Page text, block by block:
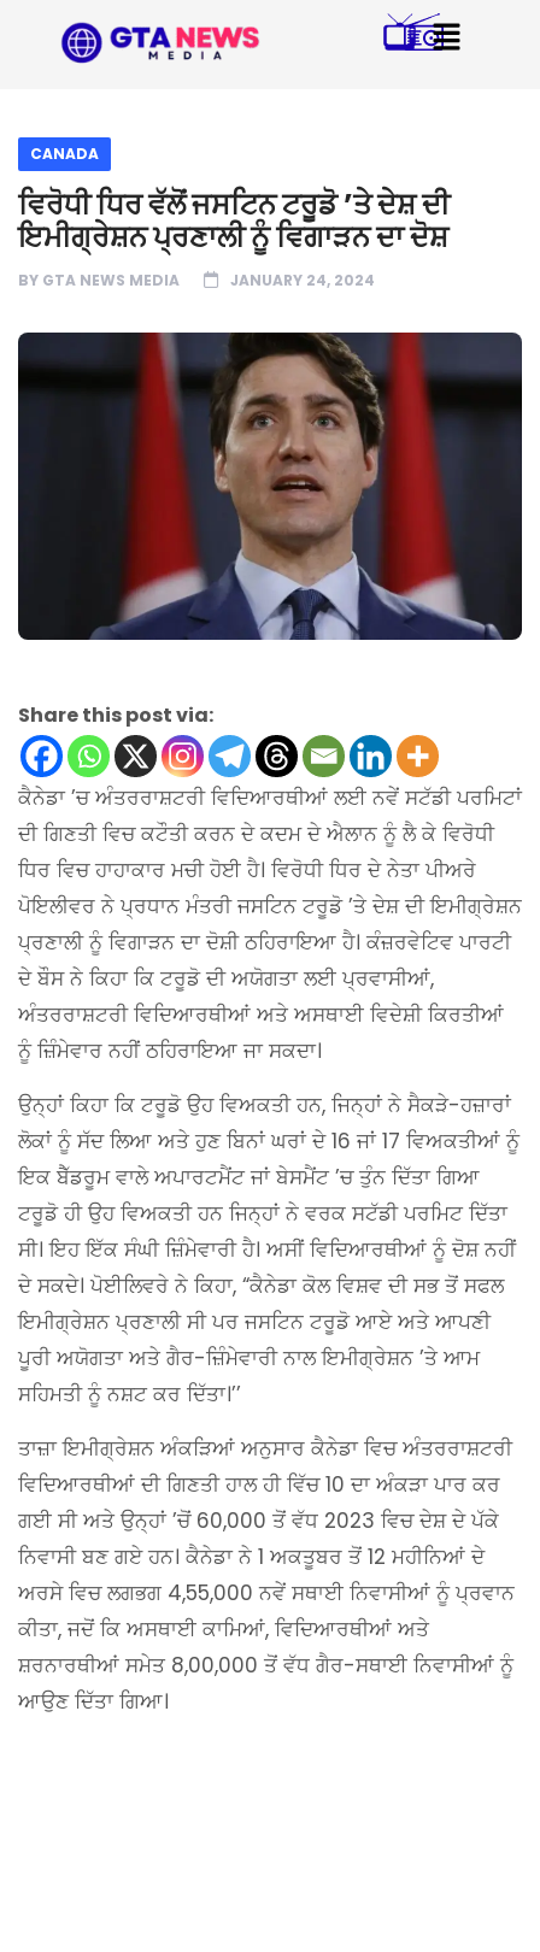
CANADA
ਵਿਰੋਧੀ ਧਿਰ ਵੱਲੋਂ ਜਸਟਿਨ ਟਰੂਡੋ ’ਤੇ ਦੇਸ਼ ਦੀ
ਇਮੀਗ੍ਰੇਸ਼ਨ ਪ੍ਰਣਾਲੀ ਨੂੰ ਵਿਗਾੜਨ ਦਾ ਦੋਸ਼
BY GTA NEWS MEDIA JANUARY 24, 2024
Share this post via:
ਕੈਨੇਡਾ ’ਚ ਅੰਤਰਰਾਸ਼ਟਰੀ ਵਿਦਿਆਰਥੀਆਂ ਲਈ ਨਵੇਂ ਸਟੱਡੀ ਪਰਮਿਟਾਂ
ਦੀ ਗਿਣਤੀ ਵਿਚ ਕਟੌਤੀ ਕਰਨ ਦੇ ਕਦਮ ਦੇ ਐਲਾਨ ਨੂੰ ਲੈ ਕੇ ਵਿਰੋਧੀ
ਧਿਰ ਵਿਚ ਹਾਹਾਕਾਰ ਮਚੀ ਹੋਈ ਹੈ। ਵਿਰੋਧੀ ਧਿਰ ਦੇ ਨੇਤਾ ਪੀਅਰੇ
ਪੋਇਲੀਵਰ ਨੇ ਪ੍ਰਧਾਨ ਮੰਤਰੀ ਜਸਟਿਨ ਟਰੂਡੋ ’ਤੇ ਦੇਸ਼ ਦੀ ਇਮੀਗ੍ਰੇਸ਼ਨ
ਪ੍ਰਣਾਲੀ ਨੂੰ ਵਿਗਾੜਨ ਦਾ ਦੋਸ਼ੀ ਠਹਿਰਾਇਆ ਹੈ। ਕੰਜ਼ਰਵੇਟਿਵ ਪਾਰਟੀ
ਦੇ ਬੌਸ ਨੇ ਕਿਹਾ ਕਿ ਟਰੂਡੋ ਦੀ ਅਯੋਗਤਾ ਲਈ ਪ੍ਰਵਾਸੀਆਂ,
ਅੰਤਰਰਾਸ਼ਟਰੀ ਵਿਦਿਆਰਥੀਆਂ ਅਤੇ ਅਸਥਾਈ ਵਿਦੇਸ਼ੀ ਕਿਰਤੀਆਂ
ਨੂੰ ਜ਼ਿੰਮੇਵਾਰ ਨਹੀਂ ਠਹਿਰਾਇਆ ਜਾ ਸਕਦਾ।
ਉਨ੍ਹਾਂ ਕਿਹਾ ਕਿ ਟਰੂਡੋ ਉਹ ਵਿਅਕਤੀ ਹਨ, ਜਿਨ੍ਹਾਂ ਨੇ ਸੈਕੜੇ-ਹਜ਼ਾਰਾਂ
ਲੋਕਾਂ ਨੂੰ ਸੱਦ ਲਿਆ ਅਤੇ ਹੁਣ ਬਿਨਾਂ ਘਰਾਂ ਦੇ 16 ਜਾਂ 17 ਵਿਅਕਤੀਆਂ ਨੂੰ
ਇਕ ਬੈੱਡਰੂਮ ਵਾਲੇ ਅਪਾਰਟਮੈਂਟ ਜਾਂ ਬੇਸਮੈਂਟ ’ਚ ਤੁੰਨ ਦਿੱਤਾ ਗਿਆ
ਟਰੂਡੋ ਹੀ ਉਹ ਵਿਅਕਤੀ ਹਨ ਜਿਨ੍ਹਾਂ ਨੇ ਵਰਕ ਸਟੱਡੀ ਪਰਮਿਟ ਦਿੱਤਾ
ਸੀ। ਇਹ ਇੱਕ ਸੰਘੀ ਜ਼ਿੰਮੇਵਾਰੀ ਹੈ। ਅਸੀਂ ਵਿਦਿਆਰਥੀਆਂ ਨੂੰ ਦੋਸ਼ ਨਹੀਂ
ਦੇ ਸਕਦੇ। ਪੋਈਲਿਵਰੇ ਨੇ ਕਿਹਾ, “ਕੈਨੇਡਾ ਕੋਲ ਵਿਸ਼ਵ ਦੀ ਸਭ ਤੋਂ ਸਫਲ
ਇਮੀਗ੍ਰੇਸ਼ਨ ਪ੍ਰਣਾਲੀ ਸੀ ਪਰ ਜਸਟਿਨ ਟਰੂਡੋ ਆਏ ਅਤੇ ਆਪਣੀ
ਪੂਰੀ ਅਯੋਗਤਾ ਅਤੇ ਗੈਰ-ਜ਼ਿੰਮੇਵਾਰੀ ਨਾਲ ਇਮੀਗ੍ਰੇਸ਼ਨ ’ਤੇ ਆਮ
ਸਹਿਮਤੀ ਨੂੰ ਨਸ਼ਟ ਕਰ ਦਿੱਤਾ।’’
ਤਾਜ਼ਾ ਇਮੀਗ੍ਰੇਸ਼ਨ ਅੰਕੜਿਆਂ ਅਨੁਸਾਰ ਕੈਨੇਡਾ ਵਿਚ ਅੰਤਰਰਾਸ਼ਟਰੀ
ਵਿਦਿਆਰਥੀਆਂ ਦੀ ਗਿਣਤੀ ਹਾਲ ਹੀ ਵਿੱਚ 10 ਦਾ ਅੰਕੜਾ ਪਾਰ ਕਰ
ਗਈ ਸੀ ਅਤੇ ਉਨ੍ਹਾਂ ’ਚੋਂ 60,000 ਤੋਂ ਵੱਧ 2023 ਵਿਚ ਦੇਸ਼ ਦੇ ਪੱਕੇ
ਨਿਵਾਸੀ ਬਣ ਗਏ ਹਨ। ਕੈਨੇਡਾ ਨੇ 1 ਅਕਤੂਬਰ ਤੋਂ 12 ਮਹੀਨਿਆਂ ਦੇ
ਅਰਸੇ ਵਿਚ ਲਗਭਗ 4,55,000 ਨਵੇਂ ਸਥਾਈ ਨਿਵਾਸੀਆਂ ਨੂੰ ਪ੍ਰਵਾਨ
ਕੀਤਾ, ਜਦੋਂ ਕਿ ਅਸਥਾਈ ਕਾਮਿਆਂ, ਵਿਦਿਆਰਥੀਆਂ ਅਤੇ
ਸ਼ਰਨਾਰਥੀਆਂ ਸਮੇਤ 8,00,000 ਤੋਂ ਵੱਧ ਗੈਰ-ਸਥਾਈ ਨਿਵਾਸੀਆਂ ਨੂੰ
ਆਉਣ ਦਿੱਤਾ ਗਿਆ।